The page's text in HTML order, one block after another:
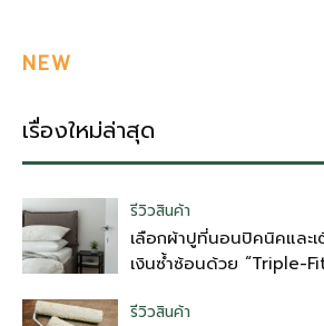
NEW
เรื่องใหม่ล่าสุด
รีวิวสินค้า
เลือกผ้าปูที่นอนปิคนิคและ
เงินซ้ำซ้อนด้วย “Triple-
รีวิวสินค้า